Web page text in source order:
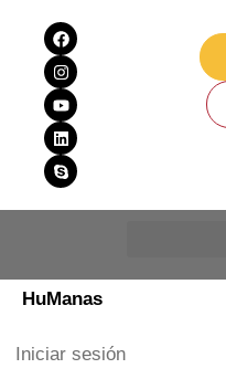
HuManas
Iniciar sesión